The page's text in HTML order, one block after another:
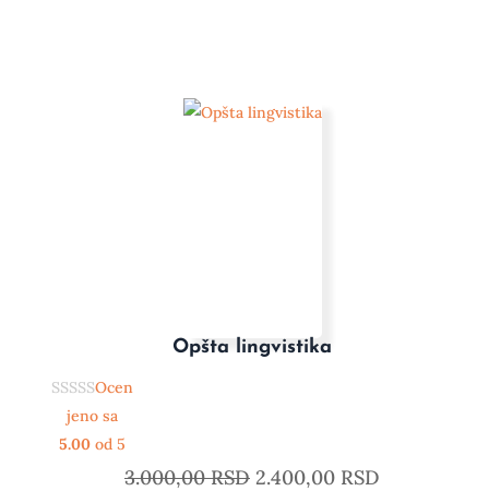
Opšta lingvistika
Ocen
jeno sa
5.00od 5
3.000,00RSD 2.400,00 RSD